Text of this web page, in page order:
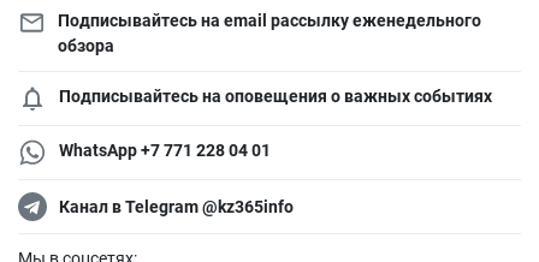
Подписывайтесь на email рассылку еженедельного
обзора
Подписывайтесь на оповещения о важных событиях
WhatsApp +7 771 228 04 01
Канал в Telegram @kz365info